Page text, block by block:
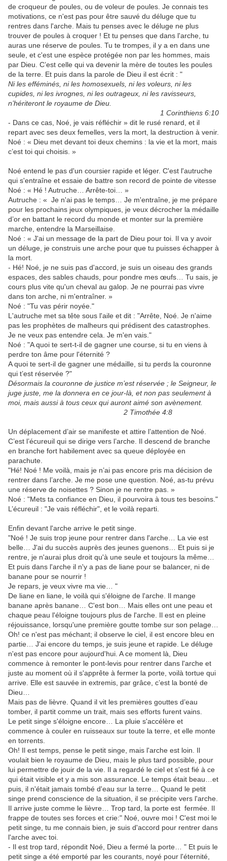
de croqueur de poules, ou de voleur de poules. Je connais tes
motivations, ce n'est pas pour être sauvé du déluge que tu
rentres dans l'arche. Mais tu penses avec le déluge ne plus
trouver de poules à croquer ! Et tu penses que dans l'arche, tu
auras une réserve de poules. Tu te trompes, il y a en dans une
seule, et c'est une espèce protégée non par les hommes, mais
par Dieu. C’est celle qui va devenir la mère de toutes les poules
de la terre. Et puis dans la parole de Dieu il est écrit : "
Ni les efféminés, ni les homosexuels, ni les voleurs, ni les
cupides, ni les ivrognes, ni les outrageux, ni les ravisseurs,
n’hériteront le royaume de Dieu.
1 Corinthiens 6:10
- Dans ce cas, Noé, je vais réfléchir » dit le rusé renard, et il
repart avec ses deux femelles, vers la mort, la destruction à venir.
Noé : « Dieu met devant toi deux chemins : la vie et la mort, mais
c’est toi qui choisis. »
Noé entend le pas d'un coursier rapide et léger. C'est l'autruche
qui s'entraîne et essaie de battre son record de pointe de vitesse
Noé : « Hé ! Autruche… Arrête-toi… »
Autruche : « Je n'ai pas le temps… Je m'entraîne, je me prépare
pour les prochains jeux olympiques, je veux décrocher la médaille
d’or en battant le record du monde et monter sur la première
marche, entendre la Marseillaise.
Noé : « J'ai un message de la part de Dieu pour toi. Il va y avoir
un déluge, je construis une arche pour que tu puisses échapper à
la mort.
- Hé! Noé, je ne suis pas d'accord, je suis un oiseau des grands
espaces, des sables chauds, pour pondre mes œufs… Tu sais, je
cours plus vite qu'un cheval au galop. Je ne pourrai pas vivre
dans ton arche, ni m'entraîner. »
Noé : "Tu vas périr noyée."
L'autruche met sa tête sous l'aile et dit : "Arrête, Noé. Je n'aime
pas les prophètes de malheurs qui prédisent des catastrophes.
Je ne veux pas entendre cela. Je m'en vais."
Noé : "A quoi te sert-t-il de gagner une course, si tu en viens à
perdre ton âme pour l'éternité ?
A quoi te sert-il de gagner une médaille, si tu perds la couronne
qui t’est réservée ?"
Désormais la couronne de justice m’est réservée ; le Seigneur, le
juge juste, me la donnera en ce jour-là, et non pas seulement à
moi, mais aussi à tous ceux qui auront aimé son avènement.
2 Timothée 4:8
Un déplacement d’air se manifeste et attire l’attention de Noé.
C’est l’écureuil qui se dirige vers l’arche. Il descend de branche
en branche fort habilement avec sa queue déployée en
parachute.
"Hé! Noé ! Me voilà, mais je n’ai pas encore pris ma décision de
rentrer dans l’arche. Je me pose une question. Noé, as-tu prévu
une réserve de noisettes ? Sinon je ne rentre pas. »
Noé : "Mets ta confiance en Dieu, il pourvoira à tous tes besoins."
L’écureuil : "Je vais réfléchir", et le voilà reparti.
Enfin devant l'arche arrive le petit singe.
"Noé ! Je suis trop jeune pour rentrer dans l'arche… La vie est
belle… J'ai du succès auprès des jeunes guenons… Et puis si je
rentre, je n'aurai plus droit qu'à une seule et toujours la même…
Et puis dans l'arche il n'y a pas de liane pour se balancer, ni de
banane pour se nourrir !
Je repars, je veux vivre ma vie… "
De liane en liane, le voilà qui s'éloigne de l'arche. Il mange
banane après banane… C'est bon… Mais elles ont une peau et
chaque peau l'éloigne toujours plus de l'arche. Il est en pleine
réjouissance, lorsqu'une première goutte tombe sur son pelage…
Oh! ce n'est pas méchant; il observe le ciel, il est encore bleu en
partie… J'ai encore du temps, je suis jeune et rapide. Le déluge
n'est pas encore pour aujourd'hui. A ce moment là, Dieu
commence à remonter le pont-levis pour rentrer dans l'arche et
juste au moment où il s'apprête à fermer la porte, voilà tortue qui
arrive. Elle est sauvée in extremis, par grâce, c’est la bonté de
Dieu…
Mais pas de lièvre. Quand il vit les premières gouttes d’eau
tomber, il partit comme un trait, mais ses efforts furent vains.
Le petit singe s'éloigne encore… La pluie s'accélère et
commence à couler en ruisseaux sur toute la terre, et elle monte
en torrents.
Oh! Il est temps, pense le petit singe, mais l'arche est loin. Il
voulait bien le royaume de Dieu, mais le plus tard possible, pour
lui permettre de jouir de la vie. Il a regardé le ciel et s'est fié à ce
qui était visible et y a mis son assurance. Le temps était beau…et
puis, il n'était jamais tombé d'eau sur la terre… Quand le petit
singe prend conscience de la situation, il se précipite vers l'arche.
Il arrive juste comme le lièvre… Trop tard, la porte est fermée. Il
frappe de toutes ses forces et crie:" Noé, ouvre moi ! C'est moi le
petit singe, tu me connais bien, je suis d'accord pour rentrer dans
l'arche avec toi.
- Il est trop tard, répondit Noé, Dieu a fermé la porte… " Et puis le
petit singe a été emporté par les courants, noyé pour l'éternité,